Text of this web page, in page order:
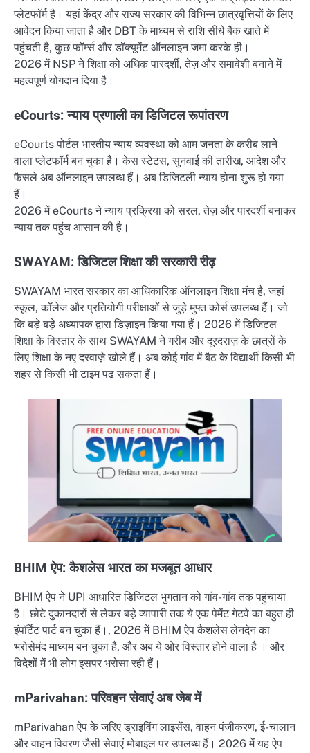
प्लेटफॉर्म है। यहां केंद्र और राज्य सरकार की विभिन्न छात्रवृत्तियों के लिए
आवेदन किया जाता है और DBT के माध्यम से राशि सीधे बैंक खाते में
पहुंचती है, कुछ फॉर्म्स और डॉक्यूमेंट ऑनलाइन जमा करके ही।
2026 में NSP ने शिक्षा को अधिक पारदर्शी, तेज़ और समावेशी बनाने में
महत्वपूर्ण योगदान दिया है।
eCourts: न्याय प्रणाली का डिजिटल रूपांतरण
eCourts पोर्टल भारतीय न्याय व्यवस्था को आम जनता के करीब लाने
वाला प्लेटफॉर्म बन चुका है। केस स्टेटस, सुनवाई की तारीख, आदेश और
फैसले अब ऑनलाइन उपलब्ध हैं। अब डिजिटली न्याय होना शुरू हो गया
हैं।
2026 में eCourts ने न्याय प्रक्रिया को सरल, तेज़ और पारदर्शी बनाकर
न्याय तक पहुंच आसान की है।
SWAYAM: डिजिटल शिक्षा की सरकारी रीढ़
SWAYAM भारत सरकार का आधिकारिक ऑनलाइन शिक्षा मंच है, जहां
स्कूल, कॉलेज और प्रतियोगी परीक्षाओं से जुड़े मुफ्त कोर्स उपलब्ध हैं। जो
कि बड़े बड़े अध्यापक द्वारा डिज़ाइन किया गया हैं। 2026 में डिजिटल
शिक्षा के विस्तार के साथ SWAYAM ने गरीब और दूरदराज़ के छात्रों के
लिए शिक्षा के नए दरवाज़े खोले हैं। अब कोई गांव में बैठ के विद्यार्थी किसी भी
शहर से किसी भी टाइम पढ़ सकता हैं।
BHIM ऐप: कैशलेस भारत का मजबूत आधार
BHIM ऐप ने UPI आधारित डिजिटल भुगतान को गांव-गांव तक पहुंचाया
है। छोटे दुकानदारों से लेकर बड़े व्यापारी तक ये एक पेमेंट गेटवे का बहुत ही
इंपॉर्टेंट पार्ट बन चुका हैं।, 2026 में BHIM ऐप कैशलेस लेनदेन का
भरोसेमंद माध्यम बन चुका है, और अब ये ओर विस्तार होने वाला है । और
विदेशों में भी लोग इसपर भरोसा रही हैं।
mParivahan: परिवहन सेवाएं अब जेब में
mParivahan ऐप के जरिए ड्राइविंग लाइसेंस, वाहन पंजीकरण, ई-चालान
और वाहन विवरण जैसी सेवाएं मोबाइल पर उपलब्ध हैं। 2026 में यह ऐप